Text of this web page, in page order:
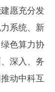
愿充分发
系统、新
色算力协
深入、务
动中科互